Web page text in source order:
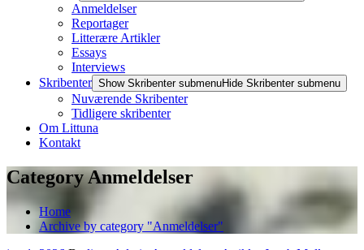
Anmeldelser
Reportager
Litterære Artikler
Essays
Interviews
Skribenter Show Skribenter submenuHide Skribenter submenu
Nuværende Skribenter
Tidligere skribenter
Om Littuna
Kontakt
Category Anmeldelser
Home
Archive by category "Anmeldelser"